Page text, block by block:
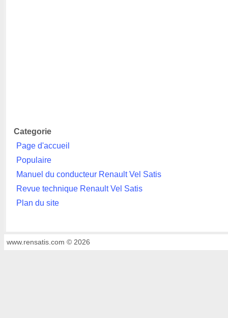
Categorie
Page d'accueil
Populaire
Manuel du conducteur Renault Vel Satis
Revue technique Renault Vel Satis
Plan du site
www.rensatis.com © 2026